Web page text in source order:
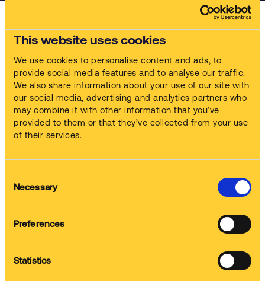
This website uses cookies
We use cookies to personalise content and ads, to
provide social media features and to analyse our traffic.
We also share information about your use of our site with
our social media, advertising and analytics partners who
may combine it with other information that you’ve
provided to them or that they’ve collected from your use
of their services.
Necessary
Preferences
Statistics
Notre service clé en main permet à Car-N-Co de s’appuyer sur
une solution complète avec d’excellents résultats de nettoyage,
sans se préoccuper de l’approvisionnement en liquides de
nettoyage et la gestion des déchets en toute conformité, sur
un plan logistique et administratif. La solution représente un
investissement pleinement rentable pour l’entreprise qui devait
allouer beaucoup de temps de main d’œuvre pour ces tâches
et qui occasionnait beaucoup de frais avec la solution
solvantée haut de gamme utilisée.